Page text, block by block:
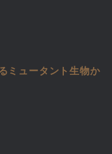
ミュータント生物か